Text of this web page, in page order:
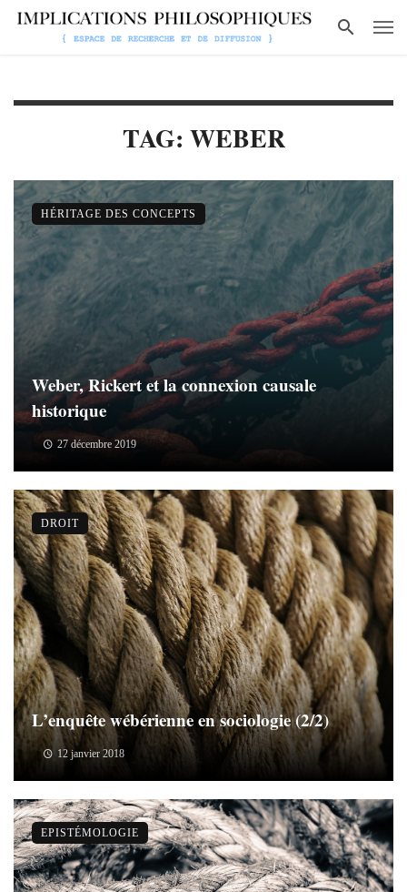
TAG: WEBER
Weber, Rickert et la connexion causale
historique
27 décembre 2019
HÉRITAGE DES CONCEPTS
L’enquête wébérienne en sociologie (2/2)
12 janvier 2018
DROIT
EPISTÉMOLOGIE